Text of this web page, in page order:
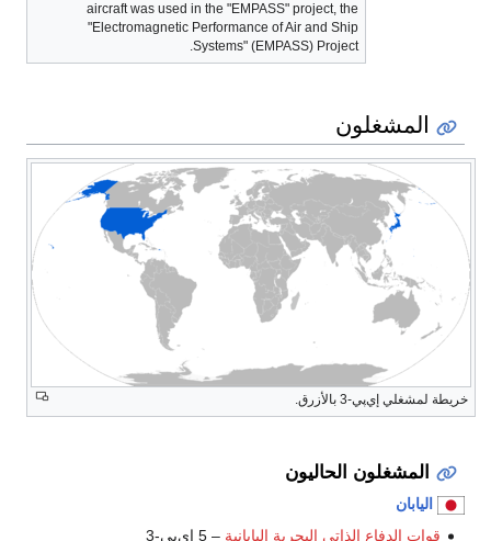
aircraft was used in the "EMPASS" project, the
"Electromagnetic Performance of Air and Ship
Systems" (EMPASS) Project.
المشغلون
خريطة لمشغلي إي‌پي-3 بالأزرق.
المشغلون الحاليون
اليابان
قوات الدفاع الذاتي البحرية اليابانية – 5 إي‌پي-3